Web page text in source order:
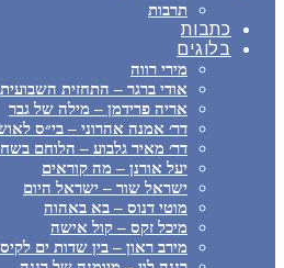
תרבות
כתבות
בלוגים
מירי רווה
אודי ברגר – התחזית השבועית
אריה פרידמן – מילה של גבר
דר׳ אמנה אהרוני – בי״ס
דר׳ מאיר גלבוע – הלוחם
יעל אורנן – מה קוראים
ישראל שור – ישראל היום
מוטי דנוס – בא באהוה
מיכל זקס – קול אישה
מירב ראון – בין שדות ים